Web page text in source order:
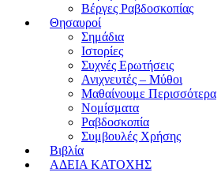
Βέργες Ραβδοσκοπίας
Θησαυροί
Σημάδια
Ιστορίες
Συχνές Ερωτήσεις
Ανιχνευτές – Μύθοι
Μαθαίνουμε Περισσότερα
Νομίσματα
Ραβδοσκοπία
Συμβουλές Χρήσης
Βιβλία
ΑΔΕΙΑ ΚΑΤΟΧΗΣ